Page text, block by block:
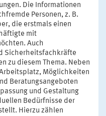
Die Informationen
Personen, z. B.
die erstmals einen
mit
Auch
Sicherheitsfachkräfte
zu diesem Thema. Neben
Möglichkeiten
Beratungsangeboten
und Gestaltung
Bedürfnisse der
Hierzu zählen